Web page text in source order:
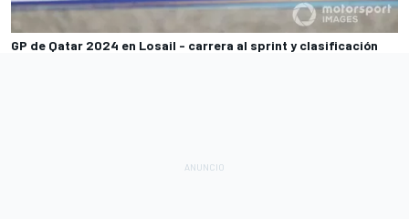
GP de Qatar 2024 en Losail - carrera al sprint y clasificación